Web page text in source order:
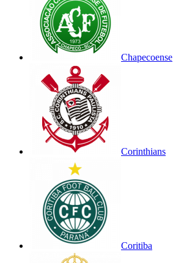
Chapecoense
Corinthians
Coritiba